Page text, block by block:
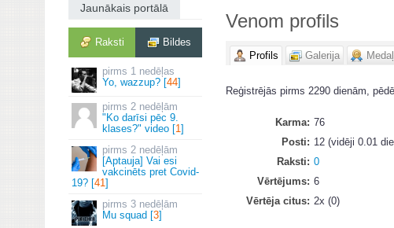
Jaunākais portālā
Raksti Bildes
1 nedēļas
Yo, wazzup? [44]
2 nedēļām
"Ko darīsi pēc 9.
klases?" video [1]
2 nedēļām
[Aptauja] Vai esi
vakcinēts pret Covid-
19? [41]
3 nedēļām
Mu squad [3]
Venom profils
Profils Galerija
Reģistrējās pirms 2290 dienām,
Karma
76
Posti
12 (vidēji 0.01
Raksti
0
Vērtējums
6
Vērtēja citus
2x (0)